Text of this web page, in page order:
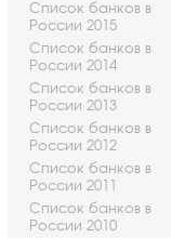
Список банков в
России 2015
Список банков в
России 2014
Список банков в
России 2013
Список банков в
России 2012
Список банков в
России 2011
Список банков в
России 2010